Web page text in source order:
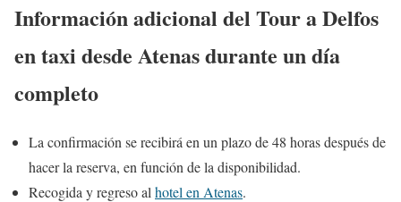
Información adicional del Tour a Delfos
en taxi desde Atenas durante un día
completo
La confirmación se recibirá en un plazo de 48 horas después de
hacer la reserva, en función de la disponibilidad.
Recogida y regreso al hotel en Atenas.